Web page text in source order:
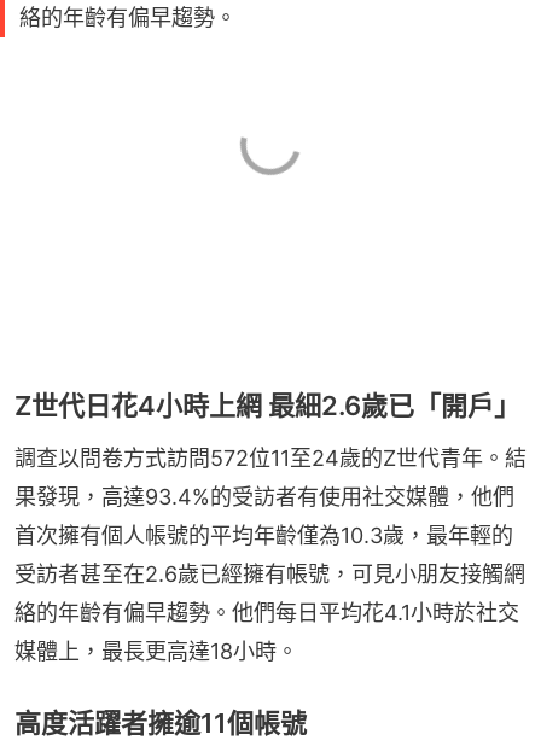
絡的年齡有偏早趨勢。
Z世代日花4小時上網 最細2.6歲已「開戶」
調查以問卷方式訪問572位11至24歲的Z世代青年。結
果發現，高達93.4%的受訪者有使用社交媒體，他們
首次擁有個人帳號的平均年齡僅為10.3歲，最年輕的
受訪者甚至在2.6歲已經擁有帳號，可見小朋友接觸網
絡的年齡有偏早趨勢。他們每日平均花4.1小時於社交
媒體上，最長更高達18小時。
高度活躍者擁逾11個帳號